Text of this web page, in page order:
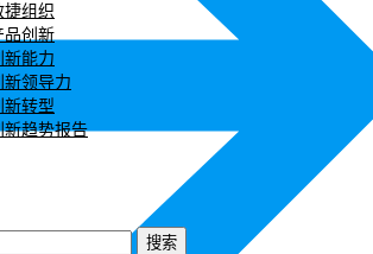
捷组织
品创新
新能力
新领导力
新转型
新趋势报告